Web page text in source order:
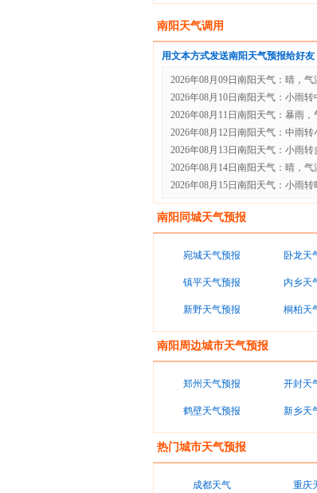
南阳天气调用
用文本方式发送南阳天气预报给好友
2026年08月09日南阳天气：晴，
2026年08月10日南阳天气：小雨
2026年08月11日南阳天气：暴雨
2026年08月12日南阳天气：中雨
2026年08月13日南阳天气：小雨
2026年08月14日南阳天气：晴，
2026年08月15日南阳天气：小雨
南阳同城天气预报
宛城天气预报 卧龙天
镇平天气预报 内乡天
新野天气预报 桐柏天
南阳周边城市天气预报
郑州天气预报 开封天
鹤壁天气预报 新乡天
热门城市天气预报
成都天气 重庆